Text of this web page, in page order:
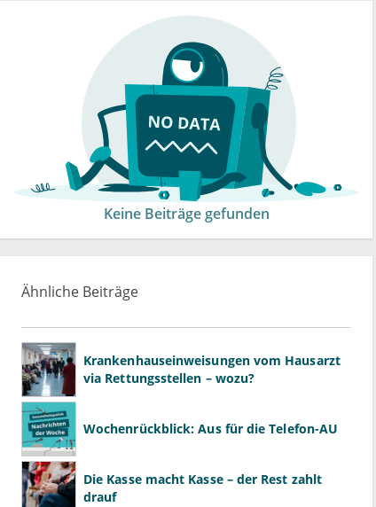
Keine Beiträge gefunden
Ähnliche Beiträge
Krankenhauseinweisungen vom Hausarzt
via Rettungsstellen – wozu?
Wochenrückblick: Aus für die Telefon-AU
Die Kasse macht Kasse – der Rest zahlt
drauf